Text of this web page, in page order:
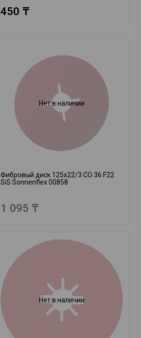
450 ₸
Нет в наличии
Фибровый диск 125x22/3 CO 36 F22
SiS Sonnenflex 00858
1 095 ₸
Нет в наличии